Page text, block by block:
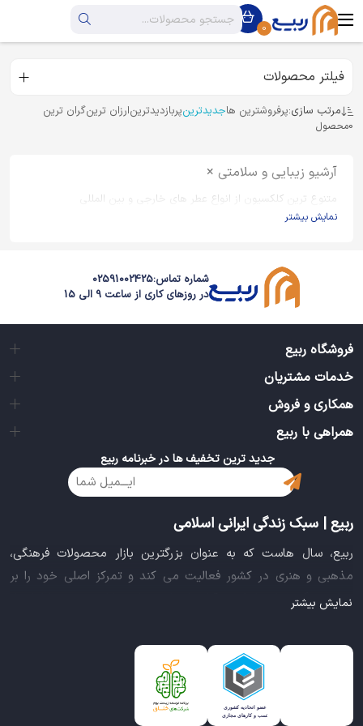
0
فیلتر محصولات
مرتب سازی:پرفروشترین هاجدیدترینپربازدیدترینارزان ترینگران ترین
0محصول
آرشیو زیبایی و سلامتی ×
متنوع ترین کلکسیون از انواع عطر های خارجی و بین المللی
نمایش بیشتر
شماره تماس:02591002425
در روزهای کاری از ساعت 9 الی 15
فروشگاه ربیع
خدمات مشتریان
همکاری و فروش
همراهی با ربیع
جدید ترین تخفیف ها در خبرنامه ربیع
ربیع | سبک زندگی ایرانی اسلامی
ربیع، سال هاست که به عنوان بزرگترین بازار محصولات فرهنگی،
مذهبی و هنری در کشور فعالیت می کند و تمرکز اصلی خود را بر
سبک زندگی ایرانی اسلامی قرار داده است. این بازار مجموعه کاملی از
شما را برای خرید اینترنتی کالاهای فرهنگی، مذهبی و هنری برآورده
ایده خلاقانه عرضه محصولات فرهنگی در بستر اینترنت باعث شد تا
ربیع، علاوه بر داشتن نماد اعتماد الکترونیکی و مجوز سازمان صنفی
نمایش بیشتر